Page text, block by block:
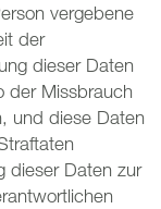
vergebene
der
dieser Daten
der Missbrauch
und diese Daten
dieser Daten zur